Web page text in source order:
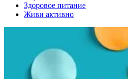
Здоровое питание
Живи активно